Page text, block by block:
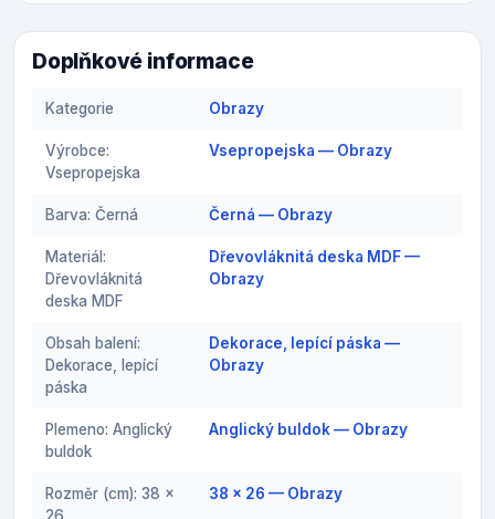
Doplňkové informace
Kategorie Obrazy
Výrobce:
Vsepropejska
Vsepropejska — Obrazy
Barva: Černá Černá — Obrazy
Materiál:
Dřevovláknitá
deska MDF
Dřevovláknitá deska MDF —
Obrazy
Obsah balení:
Dekorace, lepící
páska
Dekorace, lepící páska —
Obrazy
Plemeno: Anglický
buldok
Anglický buldok — Obrazy
Rozměr (cm): 38 x
26
38 x 26 — Obrazy